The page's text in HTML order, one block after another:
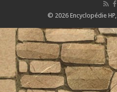
© 2026 Encyclopédie HP,